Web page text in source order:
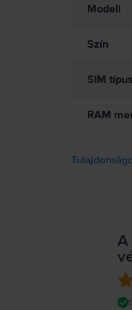
Modell
Szín
SIM típus
RAM
A